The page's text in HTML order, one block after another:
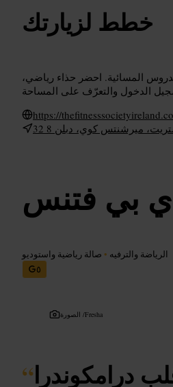
خطط لزيارتك
المسائية. احضر حذاء رياضي،
https://
بي فتنس
الرياضة والترفيه • صالة رياضية واستوديو
٥
الصورة /Fresha
“درامكوندرا